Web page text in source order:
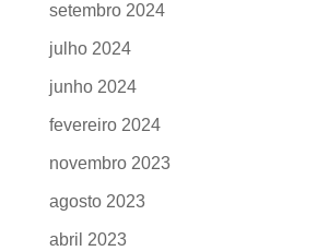
setembro 2024
julho 2024
junho 2024
fevereiro 2024
novembro 2023
agosto 2023
abril 2023